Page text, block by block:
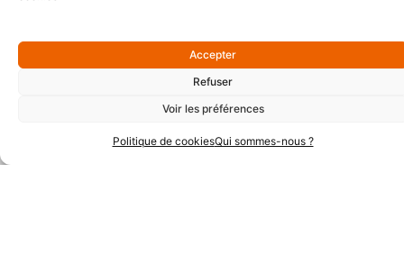
Accepter
Refuser
Voir les préférences
Politique de cookiesQui sommes-nous ?